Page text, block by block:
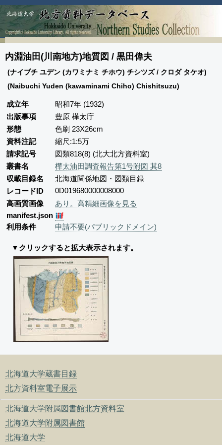
北海道大学蔵書目録
北方資料室電子展示
北海道大学附属図書館北方資料室
北海道大学附属図書館
北海道大学
内淵油田(川南地方)地質図 / 黒田偉夫
(ナイブチ ユデン (カワミナミ チホウ) チシツズ / クロダ タケオ)
(Naibuchi Yuden (kawaminami Chiho) Chishitsuzu)
成立年
昭和7年 (1932)
出版事項
豊原 樺太庁
形態
色刷 23X26cm
資料注記
縮尺:1:5万
請求記号
図類818(8) (北大北方資料室)
叢書名
樺太油田調査報告第1号附図 其8
収載目録名
北海道関係地図・図類目録
レコードID
0D019680000008000
高画質画像
あり。高精細画像を見る
manifest.json
利用条件
申請不要(パブリックドメイン)
▼クリックすると拡大表示されます。